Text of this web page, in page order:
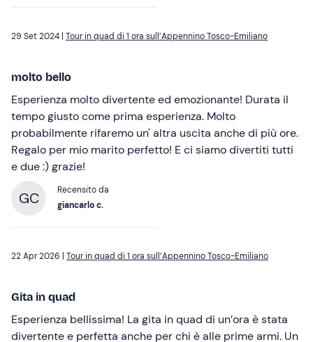
29 Set 2024 | Tour in quad di 1 ora sull’Appennino Tosco-Emiliano
molto bello
Esperienza molto divertente ed emozionante! Durata il
tempo giusto come prima esperienza. Molto
probabilmente rifaremo un' altra uscita anche di più ore.
Regalo per mio marito perfetto! E ci siamo divertiti tutti
e due :) grazie!
GC
Recensito da
giancarlo c.
22 Apr 2026 | Tour in quad di 1 ora sull’Appennino Tosco-Emiliano
Gita in quad
Esperienza bellissima! La gita in quad di un’ora è stata
divertente e perfetta anche per chi è alle prime armi. Un